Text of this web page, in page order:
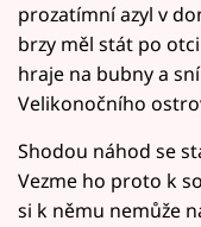
prozatímní azyl v
brzy měl stát po
hraje na bubny a
Velikonočního
Shodou náhod se
Vezme ho proto k
si k němu nemůže